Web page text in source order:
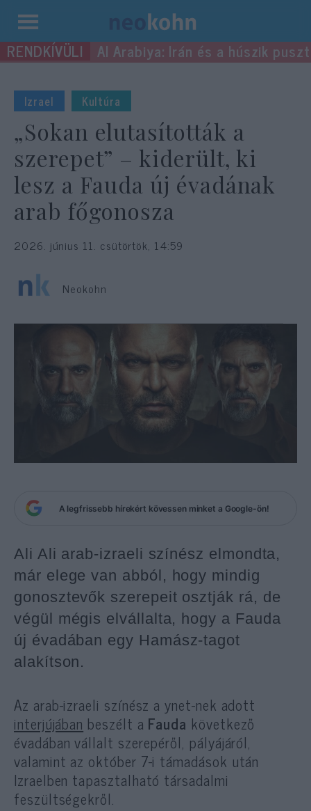
Kilépés
a Al Arabiya: Irán és a húszik
Izrael Kultúra
„Sokan elutasították a
szerepet” – kiderült, ki
lesz a Fauda új évadának
arab főgonosza
2026. június 11. csütörtök, 14:59
Neokohn
A legfrissebb hírekért kövessen minket a Google-ön!
Ali Ali arab-izraeli színész elmondta,
már elege van abból, hogy mindig
gonosztevők szerepeit osztják rá, de
végül mégis elvállalta, hogy a Fauda
új évadában egy Hamász-tagot
alakítson.
Az arab-izraeli színész a ynet-nek adott
interjújában beszélt a Fauda következő
évadában vállalt szerepéről, pályájáról,
valamint az október 7-i támadások után
Izraelben tapasztalható társadalmi
feszültségekről.